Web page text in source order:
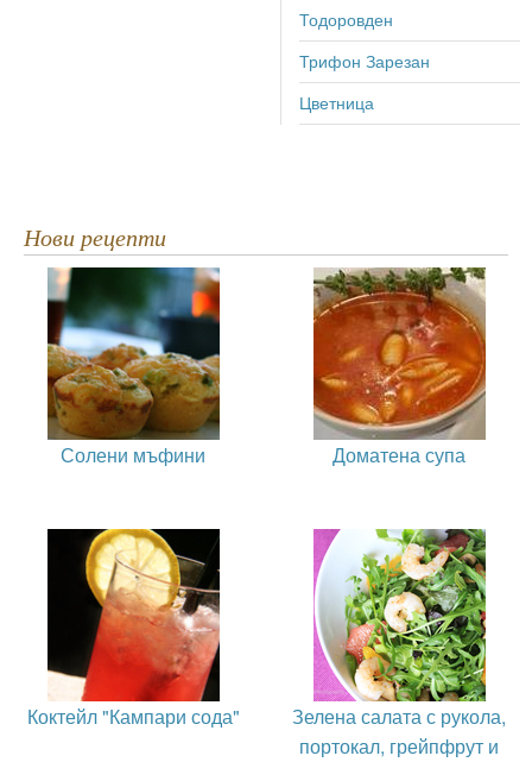
Тодоровден
Трифон Зарезан
Цветница
Нови рецепти
Солени мъфини Доматена супа
Коктейл "Кампари сода"
Зелена салата с рукола,
портокал, грейпфрут и